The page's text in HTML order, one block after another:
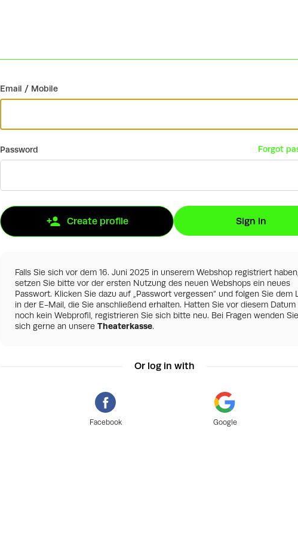
Email / Mobile
Password Forgot
Create profile Sign in
Falls Sie sich vor dem 16. Juni 2025 in unserem Webshop registriert haben,
setzen Sie bitte vor der ersten Nutzung des neuen Webshops ein neues
Passwort. Klicken Sie dazu auf „Passwort vergessen“ und folgen Sie dem
in der E-Mail, die Sie anschließend erhalten. Hatten Sie vor diesem Datum
noch kein Webprofil, registrieren Sie sich bitte neu. Bei Fragen wenden Sie
sich gerne an unsere Theaterkasse.
Or log in with
Facebook Google